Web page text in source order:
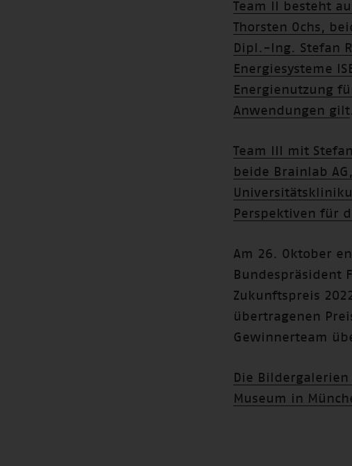
Team II besteht
Thorsten Ochs,
Dipl.-Ing. Stefan
Energiesysteme
Energienutzung
Anwendungen gilt.
Team III mit
beide Brainlab
Perspektiven für
Am 26. Oktober
Bundespräsident
Zukunftspreis
übertragenen
Gewinnerteam
Die
Museum in